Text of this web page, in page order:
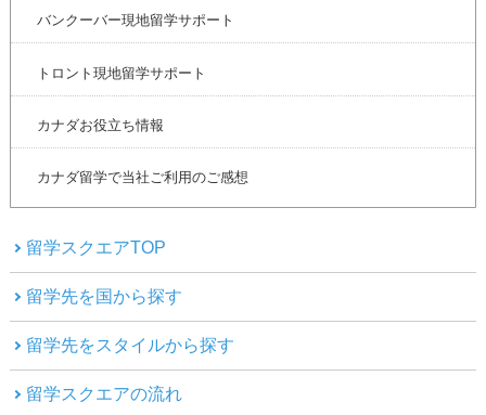
バンクーバー現地留学サポート
トロント現地留学サポート
カナダお役立ち情報
カナダ留学で当社ご利用のご感想
留学スクエアTOP
留学先を国から探す
留学先をスタイルから探す
留学スクエアの流れ